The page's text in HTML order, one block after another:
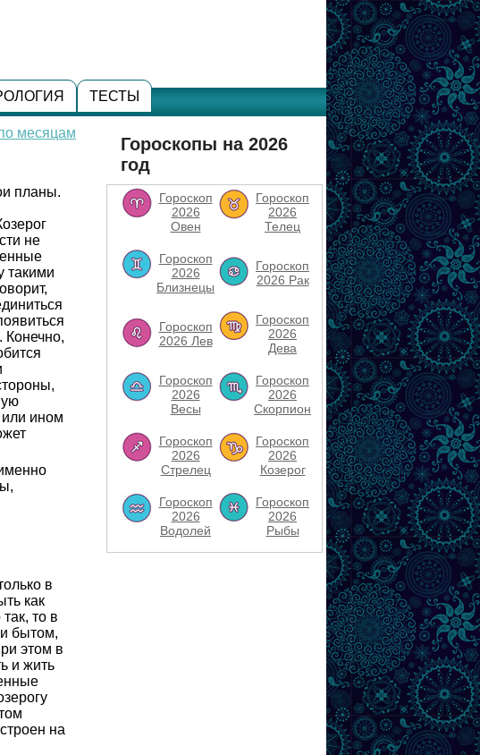
ТЕСТЫ
месяцам
планы.
не
такими
Конечно,
или ином
в
как
то в
бытом,
этом в
и жить
на
Гороскопы на 2026
год
Гороскоп
2026
Овен
Гороскоп
2026
Телец
Гороскоп
2026
Близнецы
Гороскоп
2026 Рак
Гороскоп
2026 Лев
Гороскоп
2026
Дева
Гороскоп
2026
Весы
Гороскоп
2026
Скорпион
Гороскоп
2026
Стрелец
Гороскоп
2026
Козерог
Гороскоп
2026
Водолей
Гороскоп
2026
Рыбы